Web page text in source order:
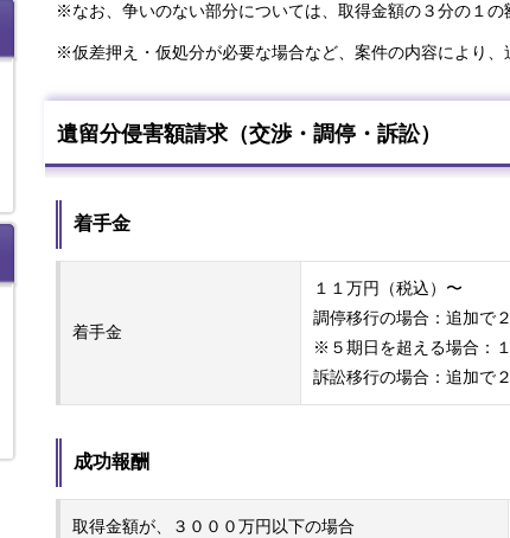
※なお、争いのない部分については、取得金額の３分の１の
※仮差押え・仮処分が必要な場合など、案件の内容により、
遺留分侵害額請求（交渉・調停・訴訟）
着手金
着手金
１１万円（税込）〜
調停移行の場合：追加で
※５期日を超える場合：
訴訟移行の場合：追加で
成功報酬
取得金額が、３０００万円以下の場合